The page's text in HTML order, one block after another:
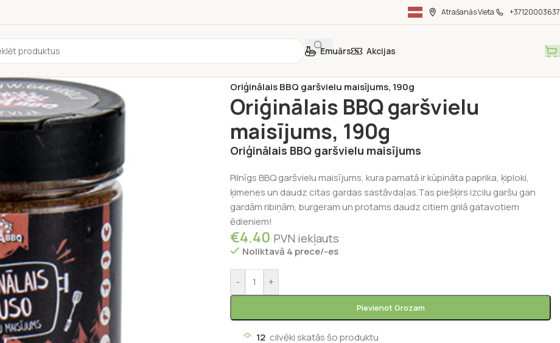
Atrašanās Vieta +37120003637
Emuārs Akcijas
Oriģinālais BBQ garšvielu maisījums, 190g
Oriģinālais BBQ garšvielu
maisījums, 190g
Oriģinālais BBQ garšvielu maisījums
Pilnīgs BBQ garšvielu maisījums, kura pamatā ir kūpināta paprika, ķiploki,
ķimenes un daudz citas gardas sastāvdaļas.Tas piešķirs izcilu garšu gan
gardām ribiņām, burgeram un protams daudz citiem grilā gatavotiem
ēdieniem!
€4.40 PVN iekļauts
Noliktavā 4 prece/-es
- +
Pievienot Grozam
12 cilvēki skatās šo produktu